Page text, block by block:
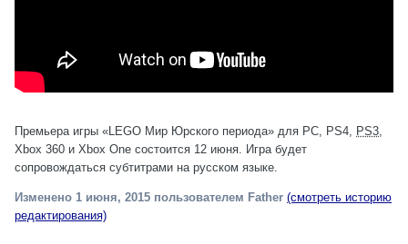
Премьера игры «LEGO Мир Юрского периода» для PC, PS4, PS3
Xbox 360 и Xbox One состоится 12 июня. Игра будет
сопровождаться субтитрами на русском языке.
Изменено 1 июня, 2015 пользователем Father (смотреть историю
редактирования)